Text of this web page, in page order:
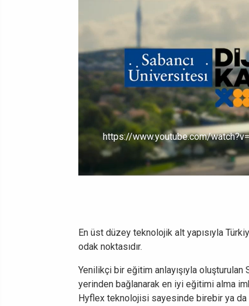
https://www.youtube.com/
En üst düzey teknolojik alt yapısıyla
odak noktasıdır.
Yenilikçi bir eğitim anlayışıyla
yerinden bağlanarak en iyi eğitimi alma
Hyflex teknolojisi sayesinde birebir ya da